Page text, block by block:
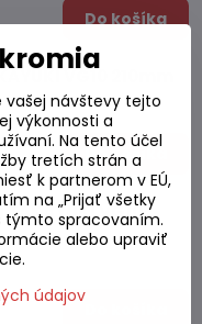
Do košíka
VG10 210mm
Do košíka
VG10
vašej návštevy tejto
výkonnosti a
Na tento účel
tretích strán a
k partnerom v EÚ,
na „Prijať všetky
týmto spracovaním.
alebo upraviť
údajov